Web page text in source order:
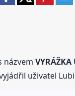
názvemVYRÁŽKA
uživatel